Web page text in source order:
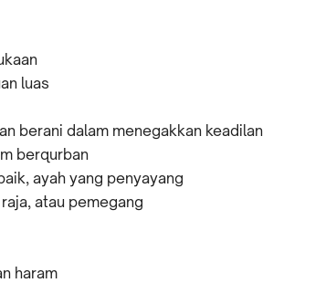
luas
berani dalam menegakkan keadilan
berqurban
ayah yang penyayang
atau pemegang
haram